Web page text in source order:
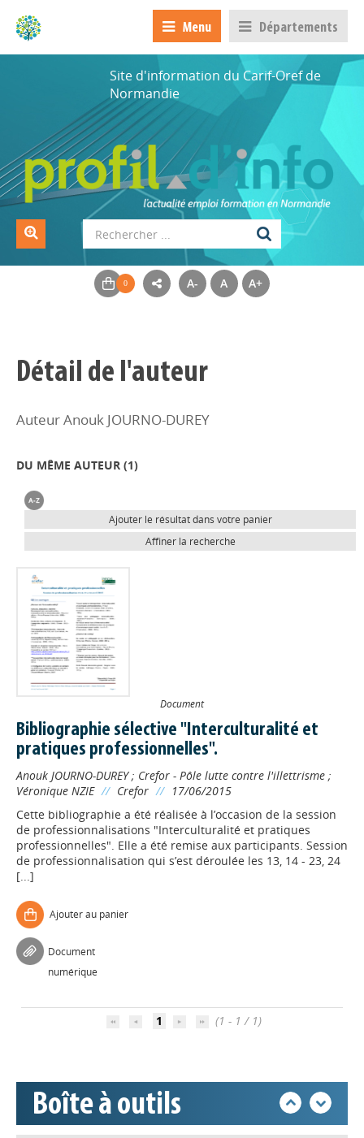
Menu Départements
Site d'information du Carif-Oref de
Normandie
A- A A+
Détail de l'auteur
Auteur Anouk JOURNO-DUREY
DU MÊME AUTEUR (1)
Ajouter le résultat dans votre panier
Affiner la recherche
Document
Bibliographie sélective "Interculturalité et
pratiques professionnelles".
Anouk JOURNO-DUREY; Crefor - Pôle lutte contre l'illettrisme ;
Véronique NZIE // Crefor // 17/06/2015
Cette bibliographie a été réalisée à l’occasion de la session
de professionnalisations "Interculturalité et pratiques
professionnelles". Elle a été remise aux participants. Session
de professionnalisation qui s’est déroulée les 13, 14 - 23, 24
[...]
Ajouter au panier
Document
numérique
1 (1 - 1 / 1)
Boîte à outils
Base documentaire